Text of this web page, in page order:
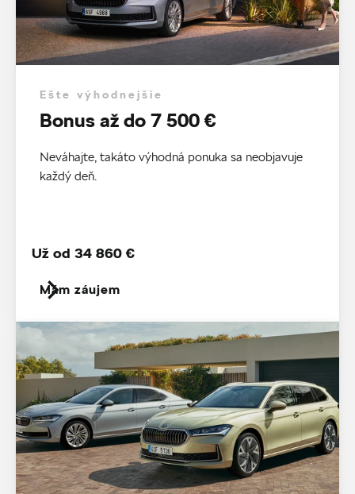
Ešte výhodnejšie
Bonus až do 7 500 €
Neváhajte, takáto výhodná ponuka sa neobjavuje
každý deň.
Mám záujem
Už od 34 860 €